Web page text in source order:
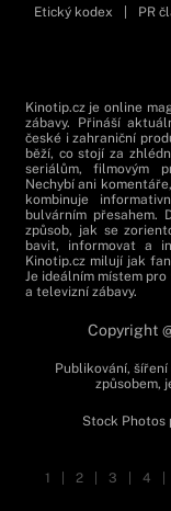
Etický kodex PR
Kinotip.cz je online
zábavy. Přináší
české i zahraniční
běží, co stojí za
seriálům, filmovým
Nechybí ani
kombinuje
bulvárním přesahem.
způsob, jak se
bavit, informovat a
Kinotip.cz milují jak
Je ideálním místem
a televizní zábavy.
Copyright
Publikování,
způsobem,
Stock Photos
1 2 3 4